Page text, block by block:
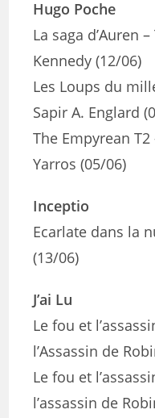
Hugo Poche
La saga d’Auren
Kennedy (12/06)
Les Loups du
Sapir A. Englard
The Empyrean
Yarros (05/06)
Inceptio
Ecarlate dans la
(13/06)
J’ai Lu
Le fou et
l’Assassin de
Le fou et
l’assassin de